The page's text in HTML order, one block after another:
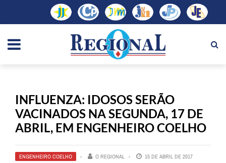
INFLUENZA: IDOSOS SERÃO
VACINADOS NA SEGUNDA, 17 DE
ABRIL, EM ENGENHEIRO COELHO
ENGENHEIRO COELHO O REGIONAL 15 DE ABRIL DE 2017